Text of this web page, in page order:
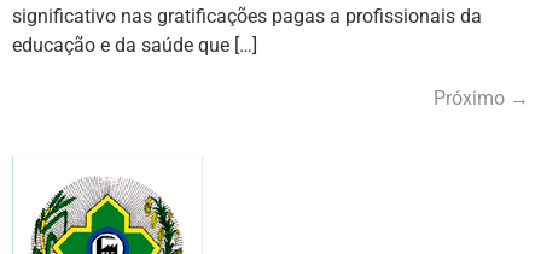
significativo nas gratificações pagas a profissionais da
educação e da saúde que […]
Próximo →